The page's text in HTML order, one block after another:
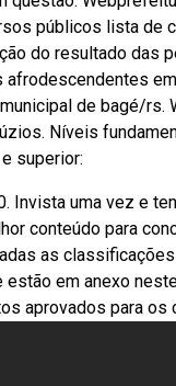
públicos lista de
do resultado das
afrodescendentes
de bagé/rs.
Níveis
superior:
Invista uma vez e
conteúdo para
as
estão em anexo
aprovados para os